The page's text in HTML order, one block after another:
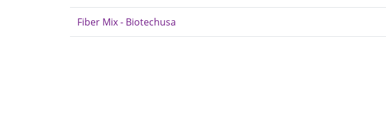
Fiber Mix - Biotechusa